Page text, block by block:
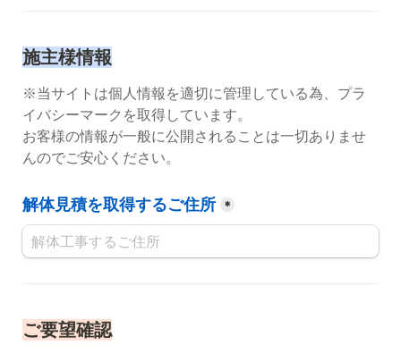
施主様情報
※当サイトは個人情報を適切に管理している為、プラ
イバシーマークを取得しています。
お客様の情報が一般に公開されることは一切ありませ
んのでご安心ください。
解体見積を取得するご住所 *
ご要望確認